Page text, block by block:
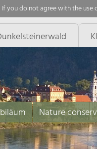
you do not agree with the
Nature